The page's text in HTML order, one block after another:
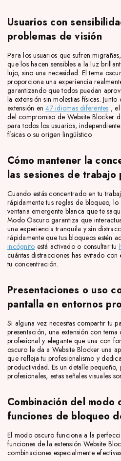
Usuarios con
problemas de visión
Para los usuarios que sufren
que los hacen sensibles a la luz
lujo, sino una necesidad. El tema
proporciona una experiencia
garantizando que todos puedan
la extensión sin molestias físicas.
extensión en47 idiomas diferentes ,
del compromiso de Website Blocker
para todos los usuarios,
físicas o su origen lingüístico.
Cómo mantener la
las sesiones de trabajo
Cuando estás concentrado en tu
rápidamente tus reglas de bloqueo,
ventana emergente blanca que te
Modo Oscuro garantiza que
una experiencia tranquila y sin
rápidamente que tus bloqueos estén
incógnito está activado o consultar tu
cuántas distracciones has evitado
tu concentración.
Presentaciones o uso
pantalla en entornos
Si alguna vez necesitas compartir tu
presentación, una extensión con
profesional y elegante que una con
oscuro le da a Website Blocker una
que refleja tu profesionalismo y
productividad. Es un detalle pequeño,
profesionales, estas señales visuales
Combinación del modo
funciones de bloqueo
El modo oscuro funciona a la
funciones de la extensión Website
combinaciones especialmente